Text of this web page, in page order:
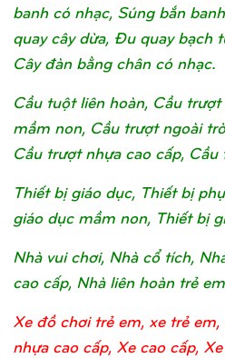
banh có nhạc, Súng bắn
quay cây dừa, Đu quay bạch
Cây đàn bằng chân có nhạc.
Cầu tuột liên hoàn, Cầu
mầm non, Cầu trượt ngoài
Cầu trượt nhựa cao cấp,
Thiết bị giáo dục, Thiết bị
giáo dục mầm non, Thiết bị
Nhà vui chơi, Nhà cổ tích,
cao cấp, Nhà liên hoàn trẻ
Xe đồ chơi trẻ em, xe trẻ
nhựa cao cấp, Xe cao cấp,